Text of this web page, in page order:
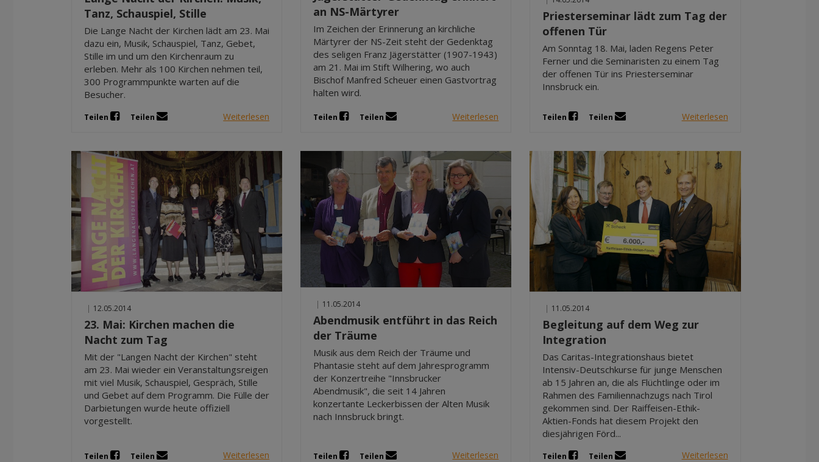
Tanz, Schauspiel, Stille
Die Lange Nacht der Kirchen lädt am 23. Mai
dazu ein, Musik, Schauspiel, Tanz, Gebet,
Stille im und um den Kirchenraum zu
erleben. Mehr als 100 Kirchen nehmen teil,
300 Programmpunkte warten auf die
Besucher.
Teilen Teilen Weiterlesen
an NS-Märtyrer
Im Zeichen der Erinnerung an kirchliche
Märtyrer der NS-Zeit steht der Gedenktag
des seligen Franz Jägerstätter (1907-1943)
am 21. Mai im Stift Wilhering, wo auch
Bischof Manfred Scheuer einen Gastvortrag
halten wird.
Teilen Teilen Weiterlesen
Priesterseminar lädt zum Tag der
offenen Tür
Am Sonntag 18. Mai, laden Regens Peter
Ferner und die Seminaristen zu einem Tag
der offenen Tür ins Priesterseminar
Innsbruck ein.
Teilen Teilen Weiterlesen
| 12.05.2014
23. Mai: Kirchen machen die
Nacht zum Tag
Mit der "Langen Nacht der Kirchen" steht
am 23. Mai wieder ein Veranstaltungsreigen
mit viel Musik, Schauspiel, Gespräch, Stille
und Gebet auf dem Programm. Die Fülle der
Darbietungen wurde heute offiziell
vorgestellt.
Teilen Teilen Weiterlesen
| 11.05.2014
Abendmusik entführt in das Reich
der Träume
Musik aus dem Reich der Träume und
Phantasie steht auf dem Jahresprogramm
der Konzertreihe "Innsbrucker
Abendmusik", die seit 14 Jahren
konzertante Leckerbissen der Alten Musik
nach Innsbruck bringt.
Teilen Teilen Weiterlesen
| 11.05.2014
Begleitung auf dem Weg zur
Integration
Das Caritas-Integrationshaus bietet
Intensiv-Deutschkurse für junge Menschen
ab 15 Jahren an, die als Flüchtlinge oder im
Rahmen des Familiennachzugs nach Tirol
gekommen sind. Der Raiffeisen-Ethik-
Aktien-Fonds hat diesem Projekt den
diesjährigen Förd...
Teilen Teilen Weiterlesen